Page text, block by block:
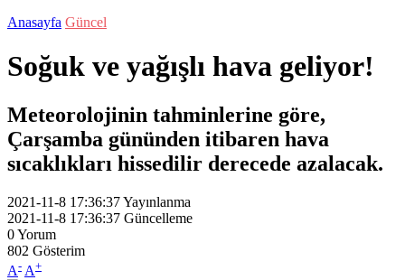
Anasayfa Güncel
Soğuk ve yağışlı hava geliyor!
Meteorolojinin tahminlerine göre,
Çarşamba gününden itibaren hava
sıcaklıkları hissedilir derecede azalacak.
2021-11-8 17:36:37Yayınlanma
2021-11-8 17:36:37 Güncelleme
0Yorum
802 Gösterim
A- A+